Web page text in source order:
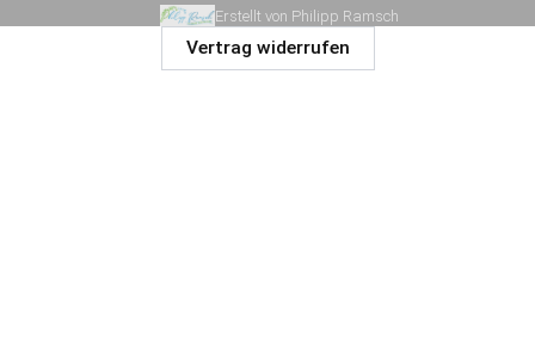
Erstellt von Philipp Ramsch
Vertrag widerrufen